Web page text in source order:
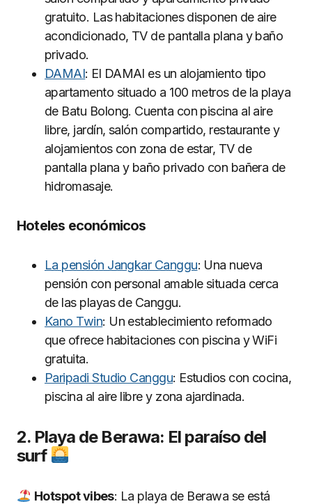
gratuito. Las habitaciones disponen de aire
acondicionado, TV de pantalla plana y baño
privado.
DAMAI: El DAMAI es un alojamiento tipo
apartamento situado a 100 metros de la playa
de Batu Bolong. Cuenta con piscina al aire
libre, jardín, salón compartido, restaurante y
alojamientos con zona de estar, TV de
pantalla plana y baño privado con bañera de
hidromasaje.
Hoteles económicos
La pensión Jangkar Canggu: Una nueva
pensión con personal amable situada cerca
de las playas de Canggu.
Kano Twin: Un establecimiento reformado
que ofrece habitaciones con piscina y WiFi
gratuita.
Paripadi Studio Canggu: Estudios con cocina,
piscina al aire libre y zona ajardinada.
2. Playa de Berawa: El paraíso del
surf
Hotspot vibes: La playa de Berawa se está